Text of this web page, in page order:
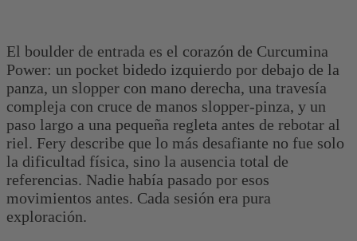
El boulder de entrada es el corazón de Curcumina
Power: un pocket bidedo izquierdo por debajo de la
panza, un slopper con mano derecha, una travesía
compleja con cruce de manos slopper-pinza, y un
paso largo a una pequeña regleta antes de rebotar al
riel. Fery describe que lo más desafiante no fue solo
la dificultad física, sino la ausencia total de
referencias. Nadie había pasado por esos
movimientos antes. Cada sesión era pura
exploración.